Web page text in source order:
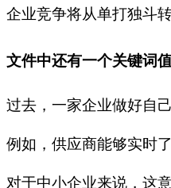
企业竞争将从单打独斗
文件中还有一个关键词
过去，一家企业做好自
例如，供应商能够实时
对于中小企业来说，这